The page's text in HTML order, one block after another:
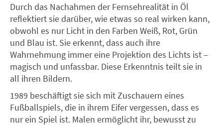
Durch das Nachahmen der Fernsehrealität in Öl
reflektiert sie darüber, wie etwas so real wirken kann,
obwohl es nur Licht in den Farben Weiß, Rot, Grün
und Blau ist. Sie erkennt, dass auch ihre
Wahrnehmung immer eine Projektion des Lichts ist –
magisch und unfassbar. Diese Erkenntnis teilt sie in
all ihren Bildern.
1989 beschäftigt sie sich mit Zuschauern eines
Fußballspiels, die in ihrem Eifer vergessen, dass es
nur ein Spiel ist. Malen ermöglicht ihr, bewusst zu